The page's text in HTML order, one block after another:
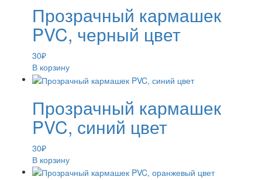
Прозрачный кармашек
PVC, черный цвет
30₽
В корзину
Прозрачный кармашек
PVC, синий цвет
30₽
В корзину